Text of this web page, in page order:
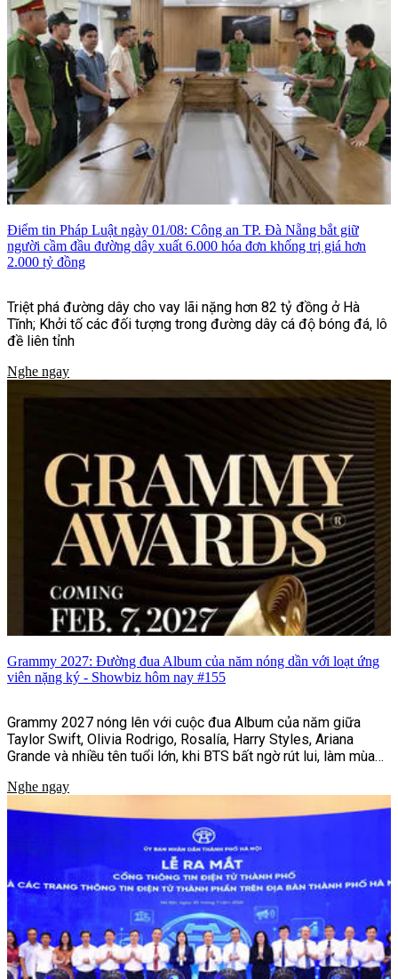
Điểm tin Pháp Luật ngày 01/08: Công an TP. Đà Nẵng bắt giữ
người cầm đầu đường dây xuất 6.000 hóa đơn khống trị giá hơn
2.000 tỷ đồng
Triệt phá đường dây cho vay lãi nặng hơn 82 tỷ đồng ở Hà
Tĩnh; Khởi tố các đối tượng trong đường dây cá độ bóng đá, lô
đề liên tỉnh
Nghe ngay
Grammy 2027: Đường đua Album của năm nóng dần với loạt ứng
viên nặng ký - Showbiz hôm nay #155
Grammy 2027 nóng lên với cuộc đua Album của năm giữa
Taylor Swift, Olivia Rodrigo, Rosalía, Harry Styles, Ariana
Grande và nhiều tên tuổi lớn, khi BTS bất ngờ rút lui, làm mùa
Nghe ngay